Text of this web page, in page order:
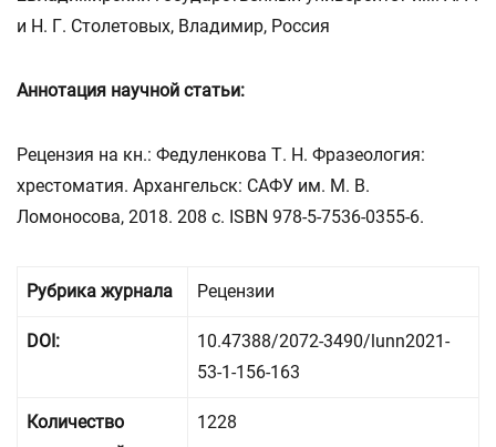
и Н. Г. Столетовых, Владимир, Россия
Аннотация научной статьи:
Рецензия на кн.: Федуленкова Т. Н. Фразеология:
хрестоматия. Архангельск: САФУ им. М. В.
Ломоносова, 2018. 208 с. ISBN 978-5-7536-0355-6.
Рубрика журнала Рецензии
DOI:
10.47388/2072-3490/lunn2021-
53-1-156-163
Количество
1228